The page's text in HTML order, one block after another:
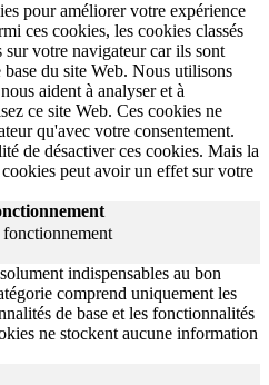
pour améliorer votre expérience
ces cookies, les cookies classés
sur votre navigateur car ils sont
du site Web. Nous utilisons
aident à analyser et à
ce site Web. Ces cookies ne
qu'avec votre consentement.
de désactiver ces cookies. Mais la
peut avoir un effet sur votre
fonctionnement
indispensables au bon
comprend uniquement les
de base et les fonctionnalités
ne stockent aucune information